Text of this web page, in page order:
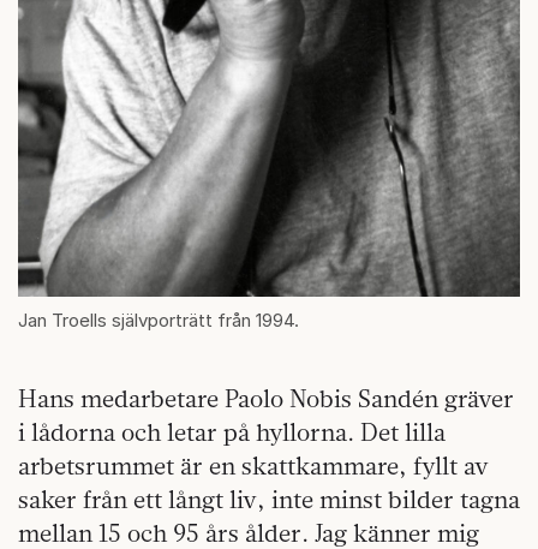
Jan Troells självporträtt från 1994.
Hans medarbetare Paolo Nobis Sandén gräver
i lådorna och letar på hyllorna. Det lilla
arbetsrummet är en skattkammare, fyllt av
saker från ett långt liv, inte minst bilder tagna
mellan 15 och 95 års ålder. Jag känner mig